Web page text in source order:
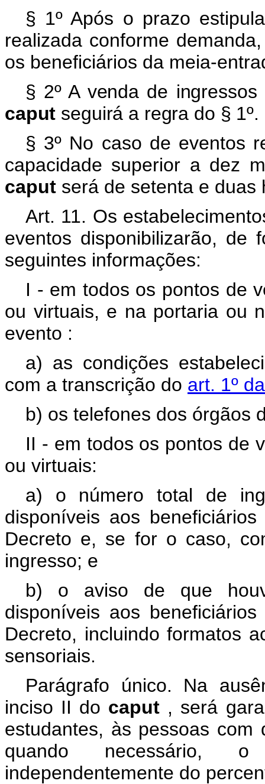
§ 1º Após o prazo
realizada conforme
os beneficiários da meia-
§ 2º A venda de
caput seguirá a regra do § 1º.
§ 3º No caso de eventos
capacidade superior a dez
caput será de setenta e duas
Art. 11. Os
eventos disponibilizarão, de
seguintes informações:
I - em todos os pontos de
ou virtuais, e na portaria ou
evento :
a) as condições
com a transcrição do art. 1º
b) os telefones dos órgãos
II - em todos os pontos de
ou virtuais:
a) o número total de
disponíveis aos
Decreto e, se for o caso,
ingresso; e
b) o aviso de que
disponíveis aos
Decreto, incluindo formatos
sensoriais.
Parágrafo único. Na
inciso II do caput , será
estudantes, às pessoas com
quando necessário,
independentemente do